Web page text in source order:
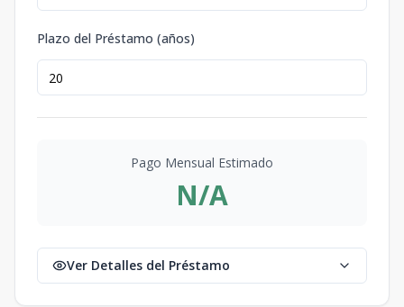
Plazo del Préstamo (años)
Pago Mensual Estimado
N/A
Ver Detalles del Préstamo